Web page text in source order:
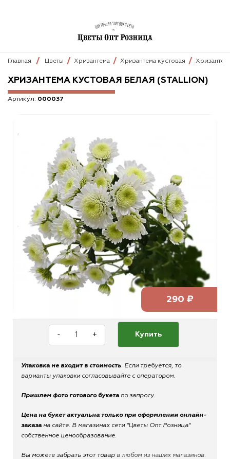
Главная Цветы Хризантема Хризантема кустовая
ХРИЗАНТЕМА КУСТОВАЯ БЕЛАЯ (STALLION)
Артикул: 000037
290 ₽
Упаковка не входит в стоимость. Если требуется, то
варианты упаковки согласовывайте с оператором.
Пришлем фото готового букета по запросу.
Цена на букет актуальна только при оформлении онлайн-
заказа на сайте. В магазинах сети "Цветы Опт Розница"
собственное ценообразование.
Вы можете забрать этот товар в любом из наших магазинов.
+
- Купить